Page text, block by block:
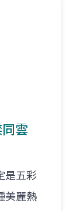
雲
是五彩
美麗熱